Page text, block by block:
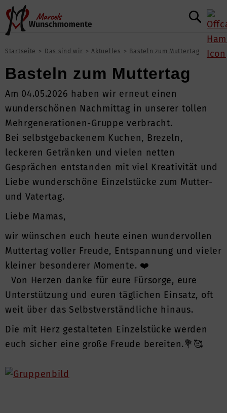
Startseite Das sind wir Aktuelles Basteln zum Muttertag
Basteln zum Muttertag
Am 04.05.2026 haben wir erneut einen
wunderschönen Nachmittag in unserer tollen
Mehrgenerationen-Gruppe verbracht.
Bei selbstgebackenem Kuchen, Brezeln,
leckeren Getränken und vielen netten
Gesprächen entstanden mit viel Kreativität und
Liebe wunderschöne Einzelstücke zum Mutter-
und Vatertag.
Liebe Mamas,
wir wünschen euch heute einen wundervollen
Muttertag voller Freude, Entspannung und vieler
kleiner besonderer Momente. ❤️
Von Herzen danke für eure Fürsorge, eure
Unterstützung und euren täglichen Einsatz, oft
weit über das Selbstverständliche hinaus.
Die mit Herz gestalteten Einzelstücke werden
euch sicher eine große Freude bereiten.💐🥰